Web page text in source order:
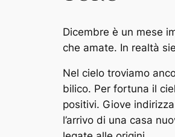
Dicembre è un mese
che amate. In realtà
Nel cielo troviamo
bilico. Per fortuna il
positivi. Giove
l’arrivo di una casa